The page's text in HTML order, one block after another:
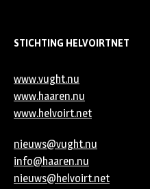
STICHTING HELVOIRTNET
www.vught.nu
www.haaren.nu
www.helvoirt.net
nieuws@vught.nu
info@haaren.nu
nieuws@helvoirt.net